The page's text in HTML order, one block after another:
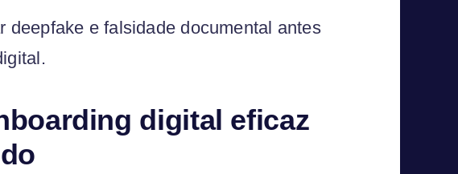
deepfake e falsidade documental antes
digital eficaz